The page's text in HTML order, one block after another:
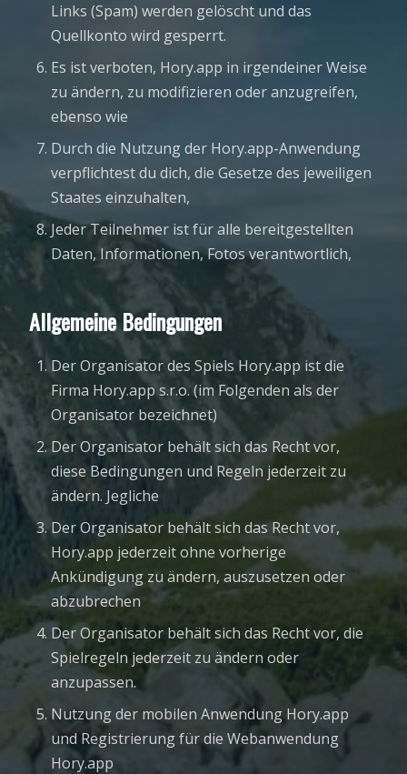
Links (Spam) werden gelöscht und das
Quellkonto wird gesperrt.
Es ist verboten, Hory.app in irgendeiner Weise
zu ändern, zu modifizieren oder anzugreifen,
ebenso wie
Durch die Nutzung der Hory.app-Anwendung
verpflichtest du dich, die Gesetze des jeweiligen
Staates einzuhalten,
Jeder Teilnehmer ist für alle bereitgestellten
Daten, Informationen, Fotos verantwortlich,
Allgemeine Bedingungen
Der Organisator des Spiels Hory.app ist die
Firma Hory.app s.r.o. (im Folgenden als der
Organisator bezeichnet)
Der Organisator behält sich das Recht vor,
diese Bedingungen und Regeln jederzeit zu
ändern. Jegliche
Der Organisator behält sich das Recht vor,
Hory.app jederzeit ohne vorherige
Ankündigung zu ändern, auszusetzen oder
abzubrechen
Der Organisator behält sich das Recht vor, die
Spielregeln jederzeit zu ändern oder
anzupassen.
Nutzung der mobilen Anwendung Hory.app
und Registrierung für die Webanwendung
Hory.app